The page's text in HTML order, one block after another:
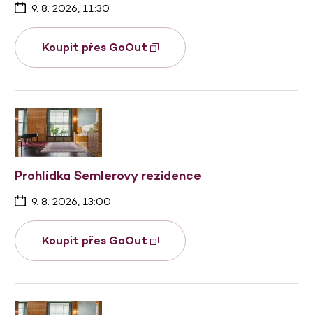
9. 8. 2026, 11:30
Koupit přes GoOut
Prohlídka Semlerovy rezidence
9. 8. 2026, 13:00
Koupit přes GoOut